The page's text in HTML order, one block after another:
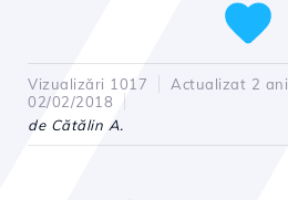
Vizualizări 1017 Actualizat 2 ani
02/02/2018
de Cătălin A.